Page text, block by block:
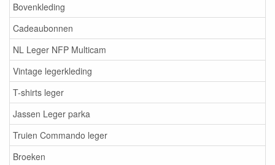
Bovenkleding
Cadeaubonnen
NL Leger NFP Multicam
Vintage legerkleding
T-shirts leger
Jassen Leger parka
Truien Commando leger
Broeken